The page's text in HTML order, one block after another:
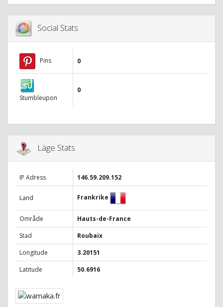
Social Stats
Pins 0
Stumbleupon
0
Läge Stats
IP Adress 146.59.209.152
Land Frankrike
Område
Hauts-de-France
Stad
Roubaix
Longitude
3.20151
Latitude
50.6916